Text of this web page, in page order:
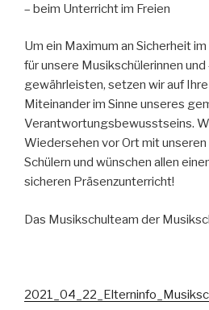
– beim Unterricht im Freien
Um ein Maximum an Sicherheit
für unsere Musikschülerinnen und
gewährleisten, setzen wir auf
Miteinander im Sinne unseres
Verantwortungsbewusstseins.
Wiedersehen vor Ort mit unseren
Schülern und wünschen allen
sicheren Präsenzunterricht!
Das Musikschulteam der